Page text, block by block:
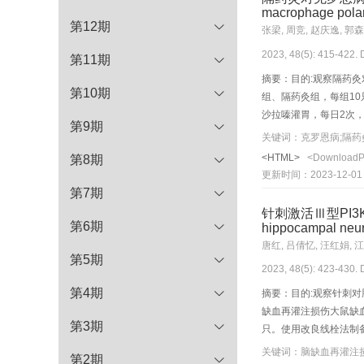
第12期
第11期
第10期
第9期
第8期
第7期
第6期
第5期
第4期
第3期
第2期
macrophage
张梁, 周竞, 赵庆逸, 郭
2023, 48(5): 415-422.
摘要：目的:观察隔药
组、隔药灸组，每组10
沙拉嗪灌胃，每日2次
结构；Western blot法
胞器结构破坏；结肠
细胞α7nAChR的表达
关键词：克罗恩病;隔
<HTML>
更新时间：2023-12-01
针刺激活Ⅲ型
hippocampal
唐红, 吕倩忆, 汪红娟,
2023, 48(5): 423-430.
摘要：目的:观察针刺
缺血再灌注损伤大鼠缺
只。使用改良线栓法
组、针刺+3-MA组针刺
关键词：脑缺血再灌